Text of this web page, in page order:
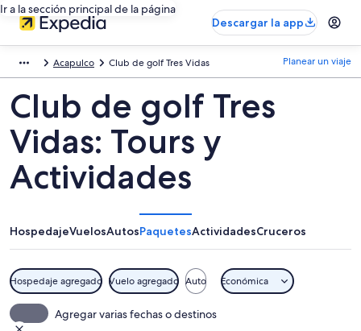
Ir a la sección principal de la página
Descargar la app
Acapulco Club de golf Tres Vidas Planear un viaje
Club de golf Tres
Vidas: Tours y
Actividades
HospedajeVuelosAutosPaquetesActividadesCruceros
Hospedaje agregado Vuelo agregado Auto Económica
Agregar varias fechas o destinos